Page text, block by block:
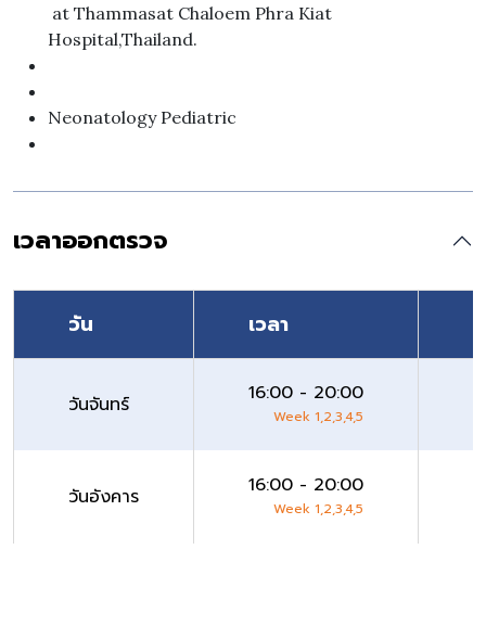
at Thammasat Chaloem Phra Kiat
Hospital,Thailand.
Neonatology Pediatric
เวลาออกตรวจ
วัน เวลา
วันจันทร์ 16:00 - 20:00
Week 1,2,3,4,5
วันอังคาร 16:00 - 20:00
Week 1,2,3,4,5